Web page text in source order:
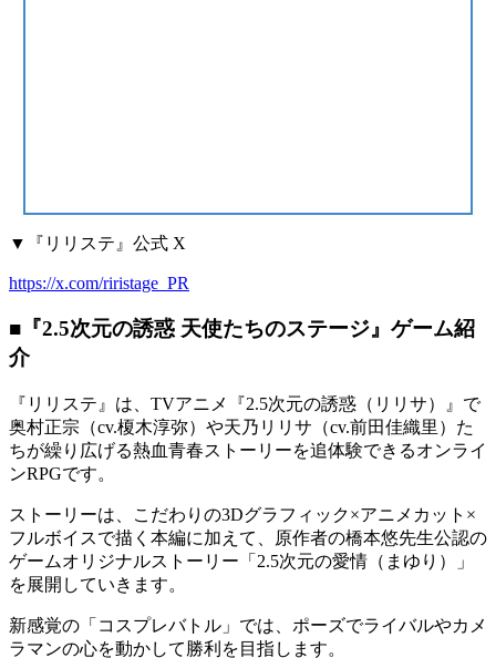
▼『リリステ』公式 X
https://x.com/riristage_PR
■『2.5次元の誘惑 天使たちのステージ』ゲーム紹
介
『リリステ』は、TVアニメ『2.5次元の誘惑（リリサ）』で
奥村正宗（cv.榎木淳弥）や天乃リリサ（cv.前田佳織里）た
ちが繰り広げる熱血青春ストーリーを追体験できるオンライ
ンRPGです。
ストーリーは、こだわりの3Dグラフィック×アニメカット×
フルボイスで描く本編に加えて、原作者の橋本悠先生公認の
ゲームオリジナルストーリー「2.5次元の愛情（まゆり）」
を展開していきます。
新感覚の「コスプレバトル」では、ポーズでライバルやカメ
ラマンの心を動かして勝利を目指します。